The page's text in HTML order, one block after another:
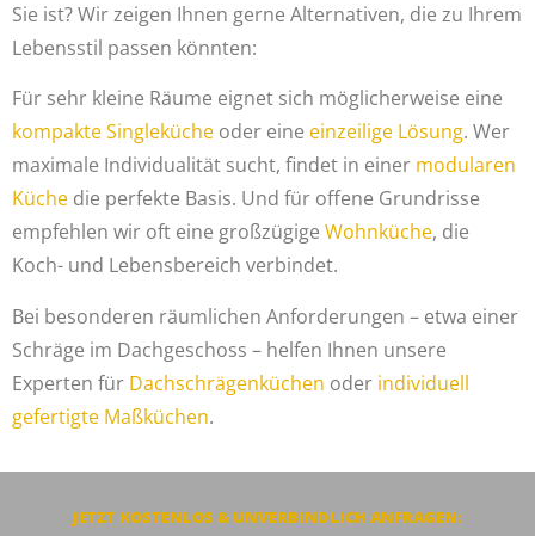
Sie ist? Wir zeigen Ihnen gerne Alternativen, die zu Ihrem
Lebensstil passen könnten:
Für sehr kleine Räume eignet sich möglicherweise eine
kompakte Singleküche oder eine einzeilige Lösung. Wer
maximale Individualität sucht, findet in einer modularen
Küche die perfekte Basis. Und für offene Grundrisse
empfehlen wir oft eine großzügige Wohnküche, die
Koch- und Lebensbereich verbindet.
Bei besonderen räumlichen Anforderungen – etwa einer
Schräge im Dachgeschoss – helfen Ihnen unsere
Experten für Dachschrägenküchen oder individuell
gefertigte Maßküchen.
JETZT KOSTENLOS & UNVERBINDLICH ANFRAGEN: